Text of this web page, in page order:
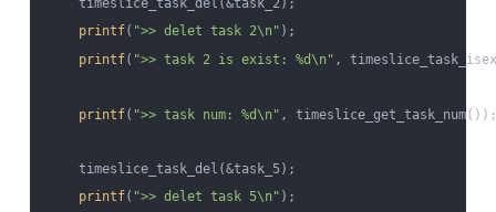
printf( ">> delet task 2\n" );
printf( ">> task 2 is exist: %d\n" ,
printf( ">> task num: %d\n" , timeslice_get_task_num());
timeslice_task_del(&task_5);
printf( ">> delet task 5\n" );